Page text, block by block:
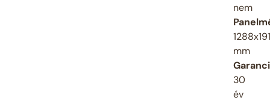
nem
mm
30
év